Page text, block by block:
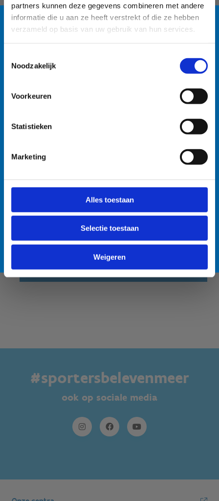
partners kunnen deze gegevens combineren met andere
informatie die u aan ze heeft verstrekt of die ze hebben
verzameld op basis van uw gebruik van hun services.
Noodzakelijk
Voorkeuren
Statistieken
Marketing
Alles toestaan
Selectie toestaan
Weigeren
watersportbaan
🚫 Helaas is er blauwalg vastgesteld in onze
watersportbaan. Dit betekent dat er vanaf nu een
recreatieverbod geldt. 🛶 Roeien, kajakken en zeilen
wordt afgeraden, maar kunnen mits volgende
na elke training. • Boten goed afspoelen na elke
training. • Niet in de drijflaag varen. • Niet voor
personen met een zwakke gezondheid. Voor de
voorzien. Bedankt voor jullie begrip! 💙
Lees meer over de alternatieve zwemlocatie
aan
Contacteer ons
#sportersbelevenmeer
ook op sociale media